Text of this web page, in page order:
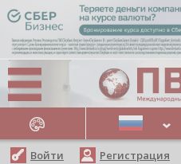
НОВОСТИ
Войти Регистрация